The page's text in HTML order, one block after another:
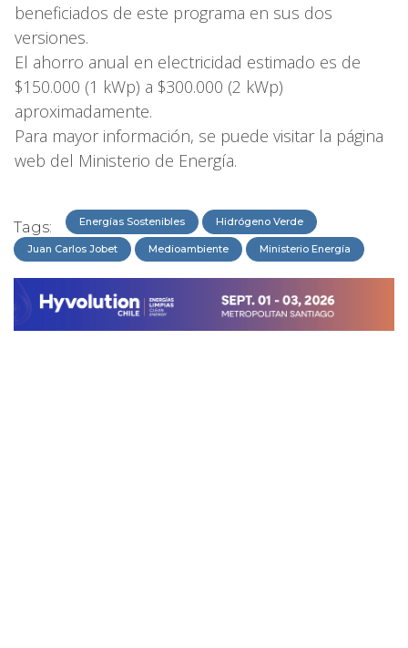
beneficiados de este programa en sus dos
versiones.
El ahorro anual en electricidad estimado es de
$150.000 (1 kWp) a $300.000 (2 kWp)
aproximadamente.
Para mayor información, se puede visitar la página
web del Ministerio de Energía.
Tags: Energías Sostenibles Hidrógeno Verde
Juan Carlos Jobet Medioambiente Ministerio Energía